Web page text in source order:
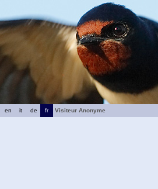
fr
de
it
en
Visiteur Anonyme